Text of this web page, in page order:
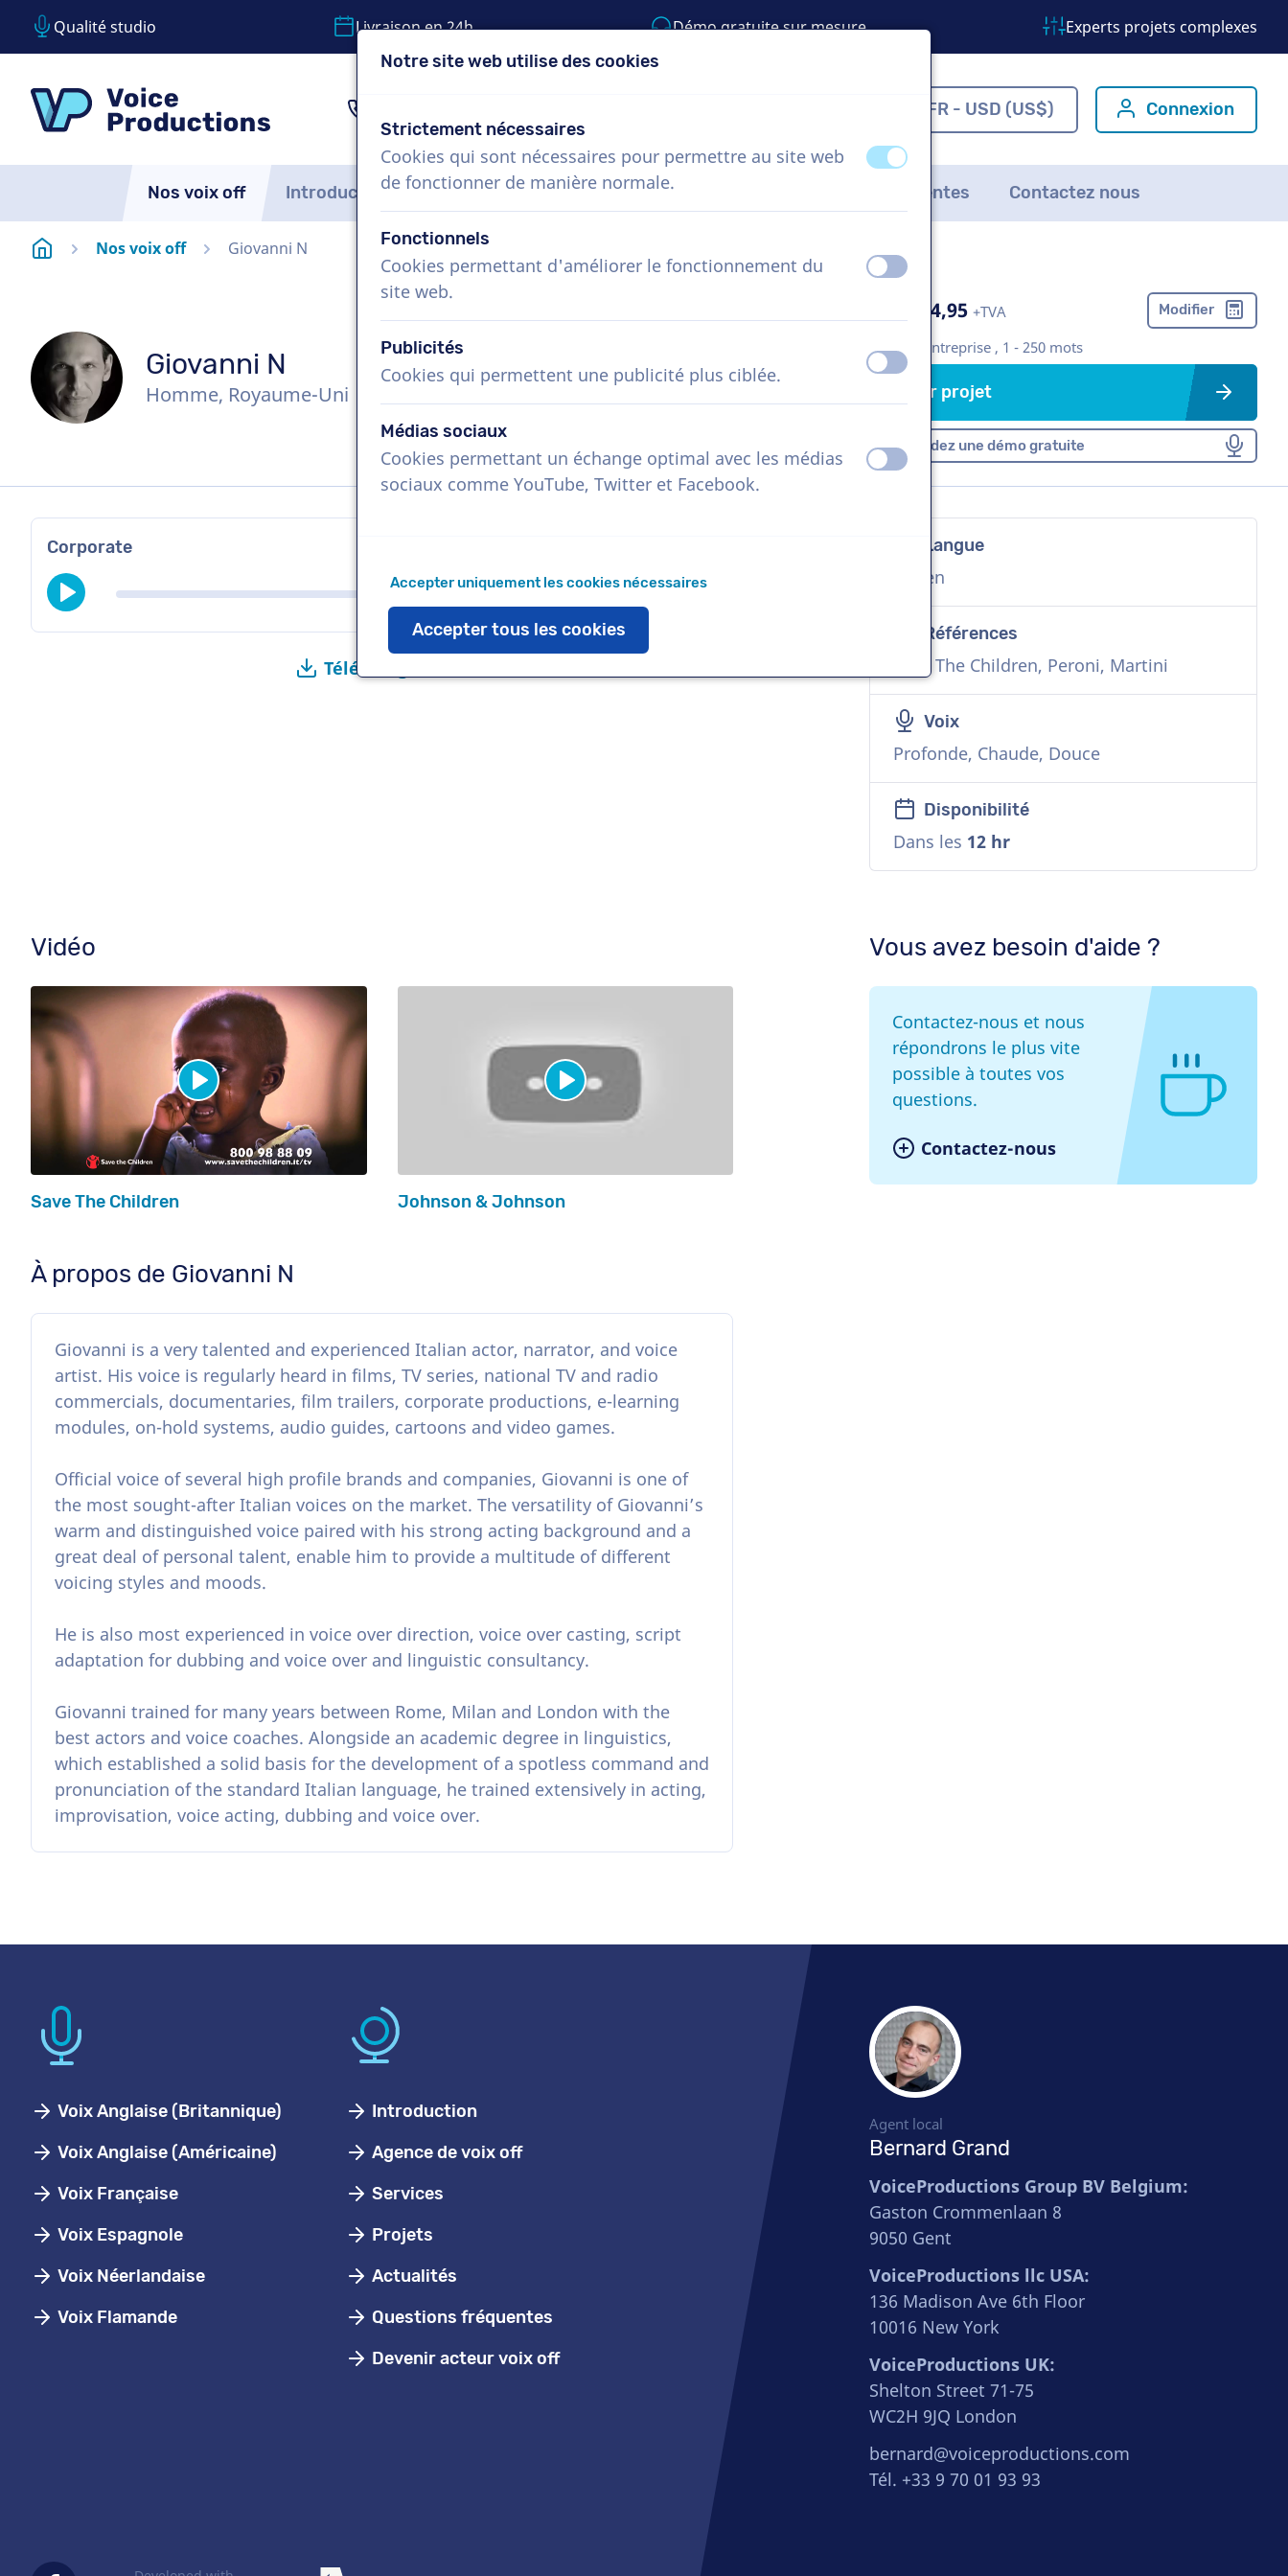
Qualité studio Livraison en 24h Démo gratuite sur mesure Experts projets complexes
FR - USD (US$) Connexion
Menu
Nos voix off Introduction Procédure Services Nouvelles Questions fréquentes Contactez nous
Page d'accueilNos voix off Giovanni N
Giovanni N
Homme, Royaume-Uni
US$ 304,95 +TVA Modifier
Vidéo d'entreprise , 1 - 250 mots
Créer projet
Demandez une démo gratuite
Langue
Italien
Références
Save The Children, Peroni, Martini
Voix
Profonde, Chaude, Douce
Disponibilité
Dans les 12 hr
Corporate
Télécharger tout
Vous avez besoin d'aide ?
Contactez-nous et nous
répondrons le plus vite
possible à toutes vos
questions.
Contactez-nous
Vidéo
Save The Children Johnson & Johnson
À propos de Giovanni N
Giovanni is a very talented and experienced Italian actor, narrator, and voice
artist. His voice is regularly heard in films, TV series, national TV and radio
commercials, documentaries, film trailers, corporate productions, e-learning
modules, on-hold systems, audio guides, cartoons and video games.
Official voice of several high profile brands and companies, Giovanni is one of
the most sought-after Italian voices on the market. The versatility of Giovanni’s
warm and distinguished voice paired with his strong acting background and a
great deal of personal talent, enable him to provide a multitude of different
voicing styles and moods.
He is also most experienced in voice over direction, voice over casting, script
adaptation for dubbing and voice over and linguistic consultancy.
Giovanni trained for many years between Rome, Milan and London with the
best actors and voice coaches. Alongside an academic degree in linguistics,
which established a solid basis for the development of a spotless command and
pronunciation of the standard Italian language, he trained extensively in acting,
improvisation, voice acting, dubbing and voice over.
Voix Anglaise (Britannique)
Voix Anglaise (Américaine)
Voix Française
Voix Espagnole
Voix Néerlandaise
Voix Flamande
Introduction
Agence de voix off
Services
Projets
Actualités
Questions fréquentes
Devenir acteur voix off
Agent local
Bernard Grand
VoiceProductions Group BV Belgium:
Gaston Crommenlaan 8
9050 Gent
VoiceProductions llc USA:
136 Madison Ave 6th Floor
10016 New York
VoiceProductions UK:
Shelton Street 71-75
WC2H 9JQ London
bernard@voiceproductions.com
Tél. +33 9 70 01 93 93
Notre site web utilise des cookies
Strictement nécessaires
Cookies qui sont nécessaires pour permettre au site web
de fonctionner de manière normale.
éteintactivé
Fonctionnels
Cookies permettant d'améliorer le fonctionnement du
site web.
éteintactivé
Publicités
Cookies qui permettent une publicité plus ciblée. éteintactivé
Médias sociaux
Cookies permettant un échange optimal avec les médias
sociaux comme YouTube, Twitter et Facebook.
éteintactivé
Accepter uniquement les cookies nécessaires
Accepter tous les cookies